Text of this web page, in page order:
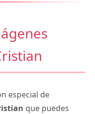
especial de
que puedes